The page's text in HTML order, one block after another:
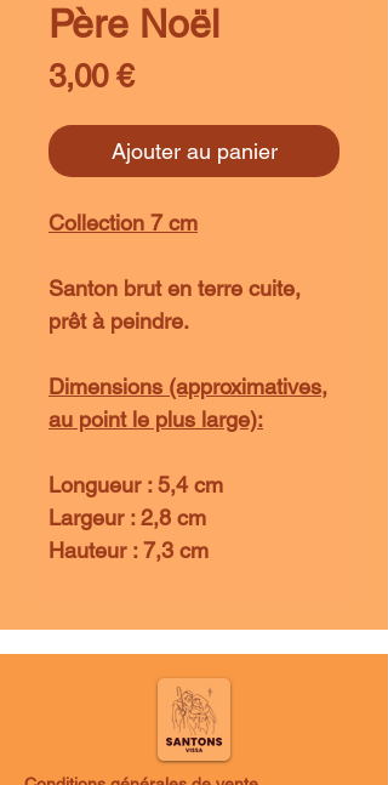
Père Noël
3,00 €Prix
Ajouter au panier
Collection 7 cm
Santon brut en terre cuite,
prêt à peindre.
Dimensions (approximatives,
au point le plus large):
Longueur : 5,4 cm
Largeur : 2,8 cm
Hauteur : 7,3 cm